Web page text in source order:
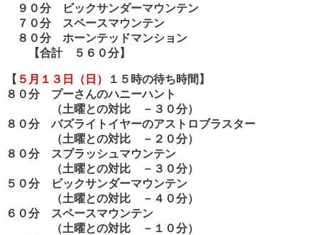
９０分 ビックサンダーマウンテン
７０分 スペースマウンテン
８０分 ホーンテッドマンション
【合計 ５６０分】
【 ５月１３日（日）
１５時の待ち時間】
８０分 プーさんのハニーハント
（土曜との対比 －３０分）
８０分 バズライトイヤーのアストロブラスター
（土曜との対比 －２０分）
８０分 スプラッシュマウンテン
（土曜との対比 －３０分）
５０分 ビックサンダーマウンテン
（土曜との対比 －４０分）
６０分 スペースマウンテン
（土曜との対比 －１０分）